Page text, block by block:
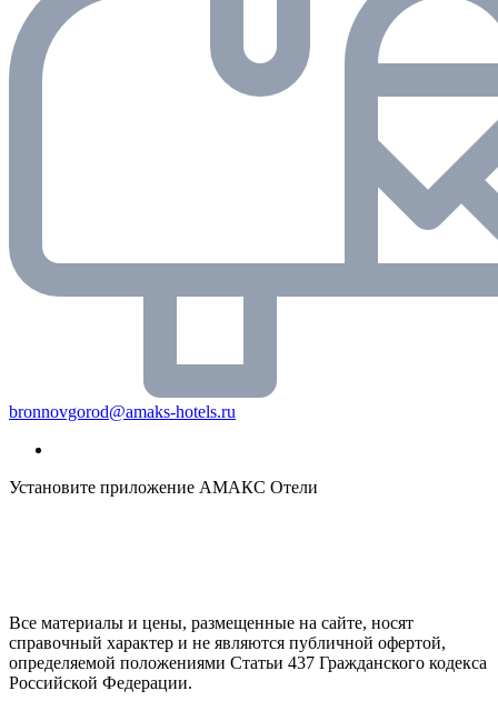
bronnovgorod@amaks-hotels.ru
Установите приложение АМАКС Отели
Все материалы и цены, размещенные на сайте, носят
справочный характер и не являются публичной офертой,
определяемой положениями Статьи 437 Гражданского кодекса
Российской Федерации.